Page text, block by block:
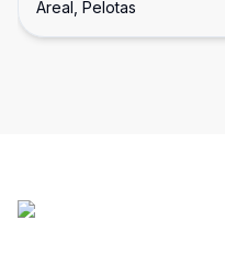
Areal, Pelotas